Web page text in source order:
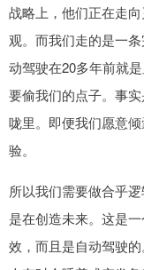
战略上，他们正在走
观。而我们走的是一
动驾驶在20多年前就
要偷我们的点子。事
咙里。即便我们愿意
验。
所以我们需要做合乎
是在创造未来。这是
效，而且是自动驾驶